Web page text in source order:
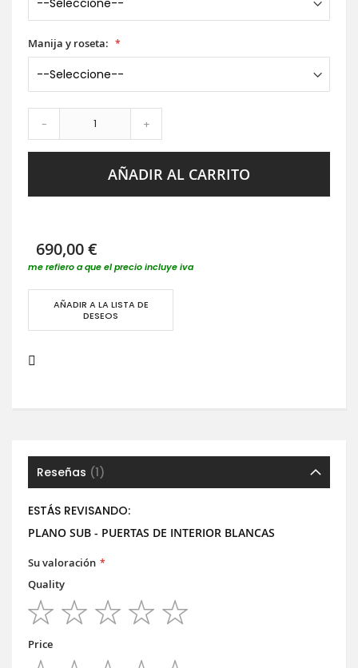
Manija y roseta:
- +
AÑADIR AL CARRITO
690,00 €
me refiero a que el precio incluye iva
AÑADIR A LA LISTA DE
DESEOS
Reseñas 1
ESTÁS REVISANDO:
PLANO SUB - PUERTAS DE INTERIOR BLANCAS
Su valoración
Quality
star
stars
stars
stars
stars
Price